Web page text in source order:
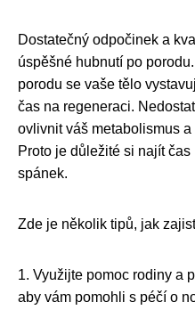
Dostatečný odpočinek a
úspěšné hubnutí po
porodu se vaše tělo
čas na regeneraci.
ovlivnit váš metabolismus
Proto je důležité si najít
spánek.
Zde je několik tipů, jak
1. Využijte pomoc rodiny a
aby vám pomohli s péčí o